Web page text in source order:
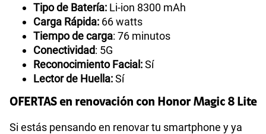
Tipo de Batería: Li-ion 8300 mAh
Carga Rápida: 66 watts
Tiempo de carga: 76 minutos
Conectividad: 5G
Reconocimiento Facial:Sí
Lector de Huella:Sí
OFERTAS en renovación con Honor Magic 8 Lite
Si estás pensando en renovar tu smartphone y ya